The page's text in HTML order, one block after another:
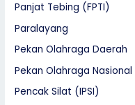
Panjat Tebing (FPTI)
Paralayang
Pekan Olahraga Daerah
Pekan Olahraga Nasional
Pencak Silat (IPSI)